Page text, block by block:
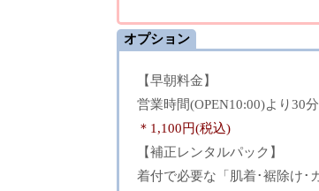
オプション
【早朝料金】
営業時間(OPEN10:00)より30
＊1,100円(税込)
【補正レンタルパック】
着付で必要な「肌着･裾除け･